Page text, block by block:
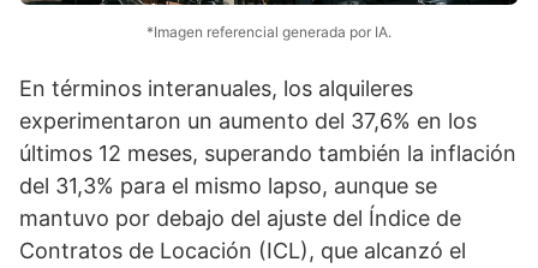
*Imagen referencial generada por IA.
En términos interanuales, los alquileres
experimentaron un aumento del 37,6% en los
últimos 12 meses, superando también la inflación
del 31,3% para el mismo lapso, aunque se
mantuvo por debajo del ajuste del Índice de
Contratos de Locación (ICL), que alcanzó el